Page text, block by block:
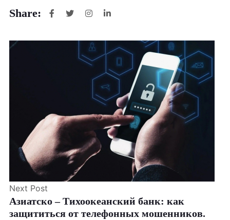
Share:
Next Post
Азиатско – Тихоокеанский банк: как
защититься от телефонных мошенников.